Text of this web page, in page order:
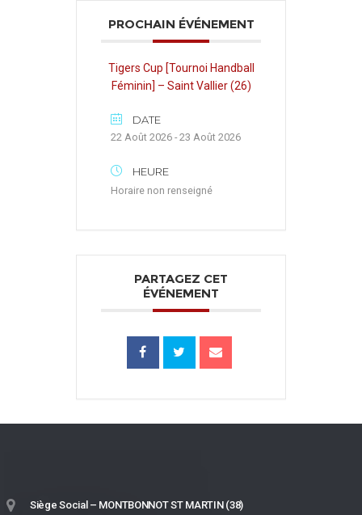
PROCHAIN ÉVÉNEMENT
Tigers Cup [Tournoi Handball
Féminin] – Saint Vallier (26)
DATE
22 Août 2026 - 23 Août 2026
HEURE
Horaire non renseigné
PARTAGEZ CET
ÉVÉNEMENT
Siège Social – MONTBONNOT ST MARTIN (38)